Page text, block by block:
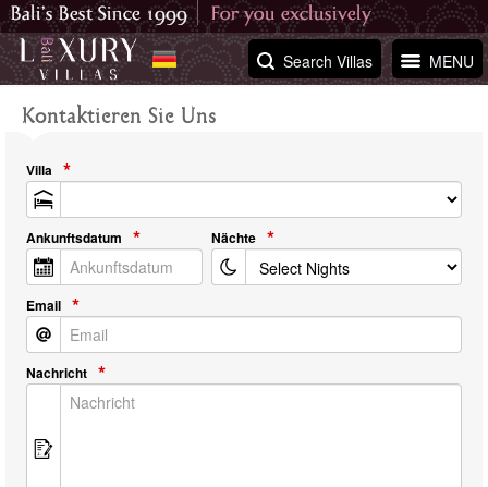
MENU
Search Villas
Kontaktieren Sie Uns
Villa
Ankunftsdatum Nächte
Email
Nachricht